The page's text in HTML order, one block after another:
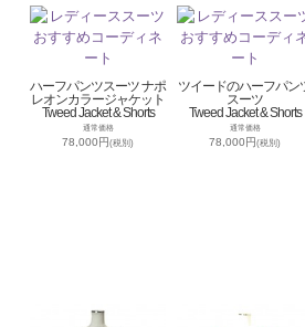
ハーフパンツスーツ ナポ
レオンカラージャケット
Tweed Jacket & Shorts
通常価格
78,000円(税別)
ツイードのハーフパン
スーツ
Tweed Jacket & Shorts
通常価格
78,000円(税別)